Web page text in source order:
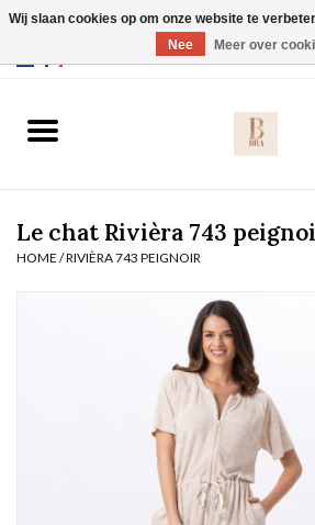
Slip
Le chat Rivièra 743
HOME /RIVIÈRA 743 PEIGNOIR
Wij slaan cookies op om onze website te
Nee
Meer over
Webshop werkt met EU